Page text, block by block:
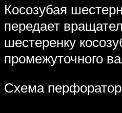
Косозубая
передает
шестеренку
промежуточного
Схема